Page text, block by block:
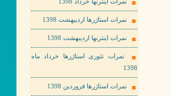
نمرات اینترنها خرداد 1398
نمرات استاژرها اردیبهشت 1398
نمرات اینترنها اردیبهشت 1398
نمرات تئوری استاژرها خرداد ماه
1398
نمرات استاژرها فروردین 1398